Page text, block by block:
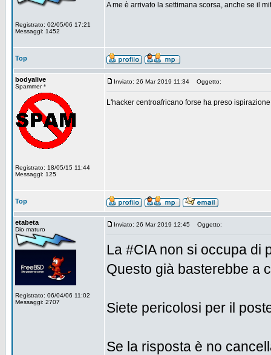
Registrato: 02/05/06 17:21
Messaggi: 1452
A me è arrivato la settimana scorsa, anche se il
Top
bodyalive
Spammer *
Registrato: 18/05/15 11:44
Messaggi: 125
Inviato: 26 Mar 2019 11:34 Oggetto:
L'hacker centroafricano forse ha preso
Top
etabeta
Dio maturo
Registrato: 06/04/06 11:02
Messaggi: 2707
Inviato: 26 Mar 2019 12:45 Oggetto:
La #CIA non si occupa di
Questo già basterebbe a
Siete pericolosi per il
Se la risposta è no